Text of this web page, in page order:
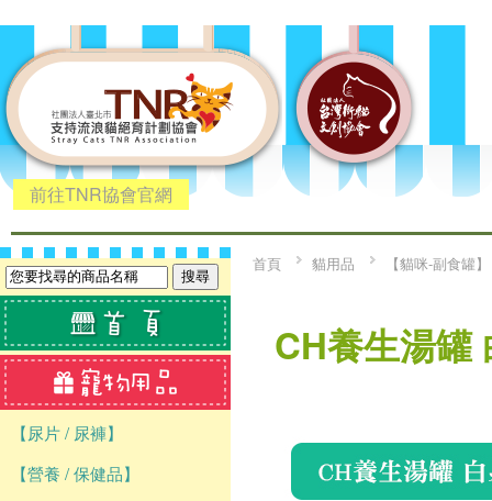
前往TNR協會官網
【尿片 / 尿褲】
【營養 / 保健品】
首頁 貓用品 【貓咪-副食罐】
CH養生湯罐